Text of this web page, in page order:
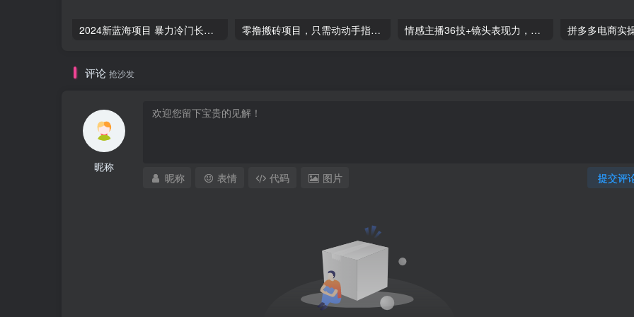
2024新蓝海项目 暴力冷门长期稳定 纯手机操作 单日收益3000+ 小白当天上手 零撸搬砖项目，只需动动手指转发，实现躺赚收益100+，适合新手操作 情感主播36技+镜头表现力，辅导你0-1做月销百万的情感主播
评论 抢沙发
昵称
提交评
昵称 表情 代码 图片